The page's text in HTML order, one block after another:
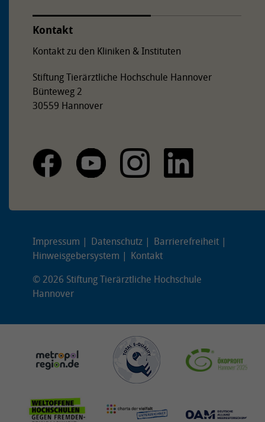
Kontakt
Kontakt zu den Kliniken & Instituten
Stiftung Tierärztliche Hochschule Hannover
Bünteweg 2
30559 Hannover
Impressum Datenschutz
Barrierefreiheit
Hinweisgebersystem
Kontakt
© 2026 Stiftung Tierärztliche Hochschule
Hannover